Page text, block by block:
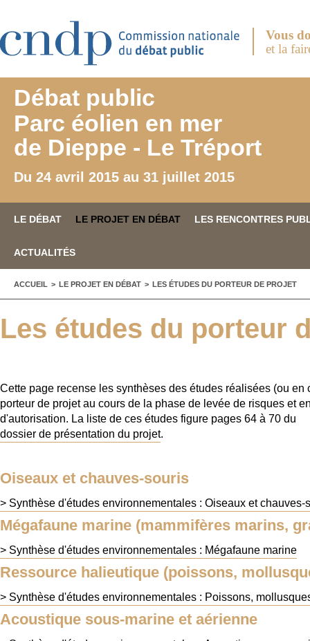
Vous
et la
Débat public
Parc éolien en mer
de Dieppe - Le Tréport
Du 24 avril 2015 au 31 juillet 2015
LE DÉBAT LE PROJET EN DÉBAT LES RENCONTRES
ACTUALITÉS
VOUS ÊTES ICI
ACCUEIL > LE PROJET EN DÉBAT > LES ÉTUDES DU PORTEUR DE PROJET
Les études du porteur
Cette page recense les synthèses des études réalisées (ou en
porteur de projet au cours de la phase de levée de risques et
d'autorisation. La liste de ces études figure pages 64 à 70 du
dossier de présentation du projet.
Oiseaux et chauves-souris
> Synthèse d'études environnementales : Oiseaux et chauves-
Mégafaune marine (mammifères marins,
> Synthèse d'études environnementales : Mégafaune marine
Ressource halieutique (poissons,
> Synthèse d'études environnementales : Poissons,
Acoustique sous-marine et aérienne